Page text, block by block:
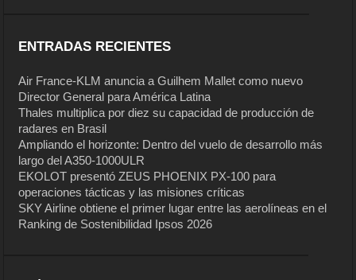
ENTRADAS RECIENTES
Air France-KLM anuncia a Guilhem Mallet como nuevo
Director General para América Latina
Thales multiplica por diez su capacidad de producción de
radares en Brasil
Ampliando el horizonte: Dentro del vuelo de desarrollo más
largo del A350-1000ULR
EKOLOT presentó ZEUS PHOENIX PX-100 para
operaciones tácticas y las misiones críticas
SKY Airline obtiene el primer lugar entre las aerolíneas en el
Ranking de Sostenibilidad Ipsos 2026